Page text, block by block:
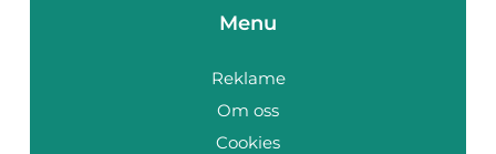
Menu
Reklame
Om oss
Cookies